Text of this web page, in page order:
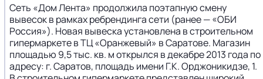
Сеть «Дом Лента» продолжила поэтапную смену
вывесок в рамках ребрендинга сети (ранее — «ОБИ
Россия»). Новая вывеска установлена в строительном
гипермаркете в ТЦ «Оранжевый» в Саратове. Магазин
площадью 9,5 тыс. кв. м открылся в декабре 2013 года по
адресу: г. Саратов, площадь имени Г.К. Орджоникидзе, 1.